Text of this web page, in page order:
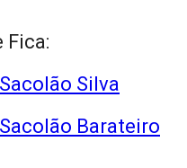
Fica:
Sacolão Silva
Sacolão Barateiro